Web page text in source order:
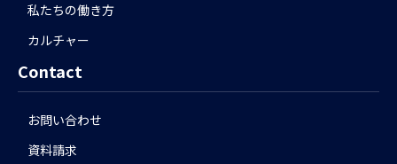
私たちの働き方
カルチャー
Contact
お問い合わせ
資料請求